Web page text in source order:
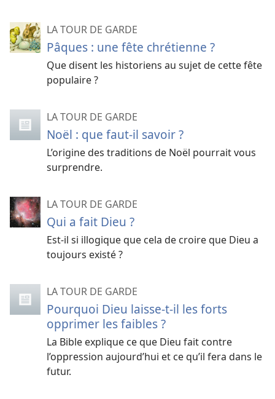
LA TOUR DE GARDE
Pâques : une fête chrétienne ?
Que disent les historiens au sujet de cette fête
populaire ?
LA TOUR DE GARDE
Noël : que faut-il savoir ?
L’origine des traditions de Noël pourrait vous
surprendre.
LA TOUR DE GARDE
Qui a fait Dieu ?
Est-​il si illogique que cela de croire que Dieu a
toujours existé ?
LA TOUR DE GARDE
Pourquoi Dieu laisse-​t-​il les forts
opprimer les faibles ?
La Bible explique ce que Dieu fait contre
l’oppression aujourd’hui et ce qu’il fera dans le
futur.